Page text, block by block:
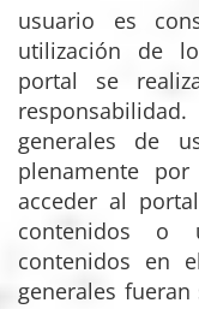
usuario es
utilización de
portal se
generales de
plenamente
acceder al
contenidos o
contenidos en
generales